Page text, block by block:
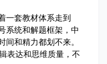
一套教材体系走到
系统和解题框架，中
和精力都划不来。
表达和思维质量，不